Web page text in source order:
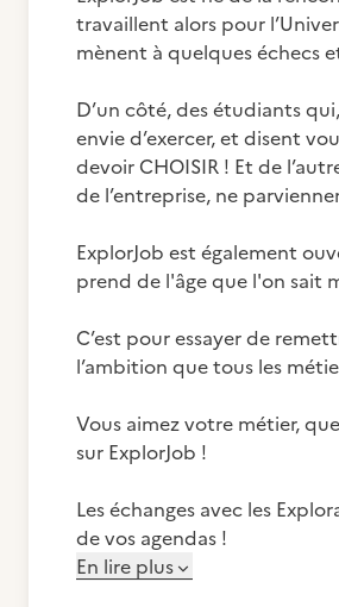
travaillent alors pour
mènent à quelques échecs
D’un côté, des étudiants
envie d’exercer, et disent
devoir CHOISIR ! Et de
de l’entreprise, ne
ExplorJob est également
prend de l'âge que l'on sait
C’est pour essayer de
l’ambition que tous les
Vous aimez votre métier,
sur ExplorJob !
Les échanges avec les
de vos agendas !
En lire plus